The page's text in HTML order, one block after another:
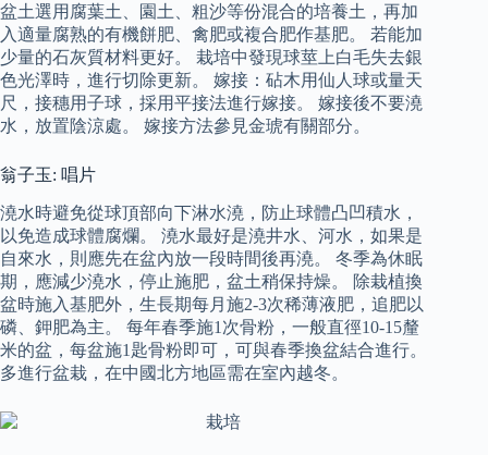
盆土選用腐葉土、園土、粗沙等份混合的培養土，再加
入適量腐熟的有機餅肥、禽肥或複合肥作基肥。 若能加
少量的石灰質材料更好。 栽培中發現球莖上白毛失去銀
色光澤時，進行切除更新。 嫁接：砧木用仙人球或量天
尺，接穗用子球，採用平接法進行嫁接。 嫁接後不要澆
水，放置陰涼處。 嫁接方法參見金琥有關部分。
翁子玉: 唱片
澆水時避免從球頂部向下淋水澆，防止球體凸凹積水，
以免造成球體腐爛。 澆水最好是澆井水、河水，如果是
自來水，則應先在盆內放一段時間後再澆。 冬季為休眠
期，應減少澆水，停止施肥，盆土稍保持燥。 除栽植換
盆時施入基肥外，生長期每月施2-3次稀薄液肥，追肥以
磷、鉀肥為主。 每年春季施1次骨粉，一般直徑10-15釐
米的盆，每盆施1匙骨粉即可，可與春季換盆結合進行。
多進行盆栽，在中國北方地區需在室內越冬。